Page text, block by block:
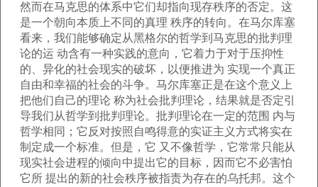
然而在马克思的体系中它们却指向现存秩序的否定。这
是一个朝向本质上不同的真理 秩序的转向。在马尔库塞
看来，我们能够确定从黑格尔的哲学到马克思的批判理
论的运 动含有一种实践的意向，它着力于对于压抑性
的、异化的社会现实的破坏，以便推进为 实现一个真正
自由和幸福的社会的斗争。马尔库塞正是在这个意义上
把他们自己的理论 称为社会批判理论，结果就是否定引
导我们从哲学到批判理论。批判理论在一定的范围 内与
哲学相同；它反对按照自鸣得意的实证主义方式将实在
制定成一个标准。但是，它 又不像哲学，它常常只能从
现实社会进程的倾向中提出它的目标，因而它不必害怕
它所 提出的新的社会秩序被指责为存在的乌托邦。这个